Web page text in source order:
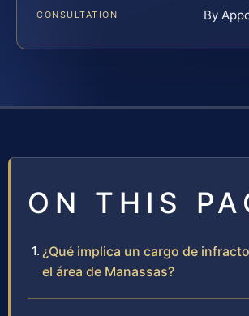
CONSULTATION By
ON THIS
¿Qué implica un cargo de
el área de Manassas?